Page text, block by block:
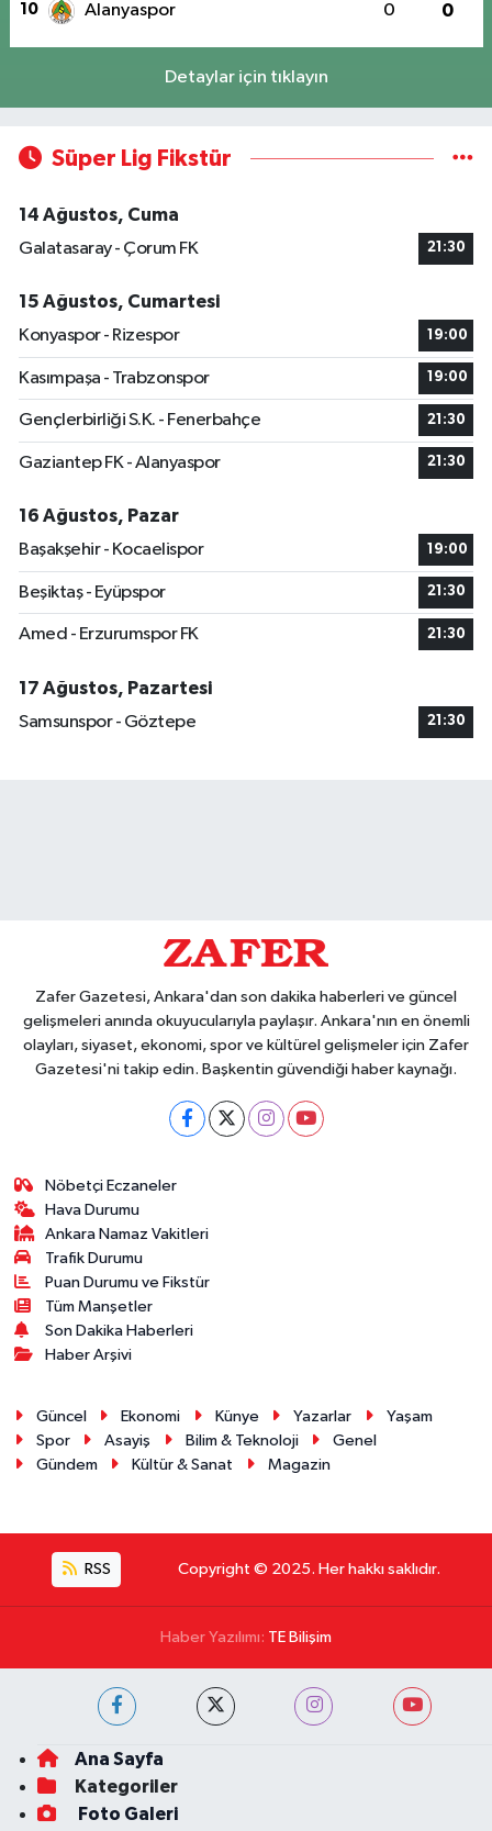
10 Alanyaspor 0 0
Detaylar için tıklayın
Süper Lig Fikstür
14 Ağustos, Cuma
Galatasaray - Çorum FK
21:30
15 Ağustos, Cumartesi
Konyaspor - Rizespor
19:00
Kasımpaşa - Trabzonspor 19:00
Gençlerbirliği S.K. - Fenerbahçe 21:30
Gaziantep FK - Alanyaspor 21:30
16 Ağustos, Pazar
Başakşehir - Kocaelispor
19:00
Beşiktaş - Eyüpspor 21:30
Amed - Erzurumspor FK 21:30
17 Ağustos, Pazartesi
Samsunspor - Göztepe
21:30
Zafer Gazetesi, Ankara'dan son dakika haberleri ve güncel
gelişmeleri anında okuyucularıyla paylaşır. Ankara'nın en önemli
olayları, siyaset, ekonomi, spor ve kültürel gelişmeler için Zafer
Gazetesi'ni takip edin. Başkentin güvendiği haber kaynağı.
Nöbetçi Eczaneler
Hava Durumu
Ankara Namaz Vakitleri
Trafik Durumu
Puan Durumu ve Fikstür
Tüm Manşetler
Son Dakika Haberleri
Haber Arşivi
Güncel Ekonomi Künye Yazarlar
Yaşam
Spor
Asayiş Bilim & Teknoloji
Genel
Gündem
Kültür & Sanat Magazin
RSS Copyright © 2025. Her hakkı saklıdır.
Haber Yazılımı: TE Bilişim
Ana Sayfa
Kategoriler
Foto Galeri